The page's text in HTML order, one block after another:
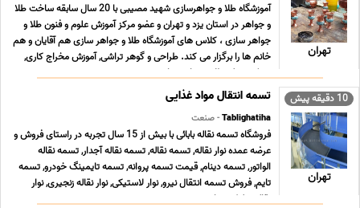
تهران
آموزشگاه طلا و جواهرسازی شهید مصیبی با 20 سال سابقه ساخت طلا
و جواهر در استان یزد و تهران و عضو مرکز آموزش علوم و فنون طلا و
جواهر سازى ، کلاس هاى آموزشگاه طلا و جواهر سازى هم آقایان و هم
خانم ها را برگزار می کند. طراحى و گوهر تراشی, آموزش مخراج کاری,
مدرک دیپلم طلا و جواهر سازی ... ...
10 دقیقه پیش
تهران
تسمه انتقال مواد غذایی
Tablighatiha- صنعت
فروشگاه تسمه نقاله بابائی با بیش از 15 سال تجربه در راستای فروش و
عرضه عمده نوار نقاله, تسمه نقاله, تسمه نقاله آجدار, تسمه نقاله
الواتور, تسمه دینام, قیمت تسمه پروانه, تسمه تایمینگ خودرو, تسمه
تایم, فروش تسمه انتقال نیرو, نوار لاستیکی, نوار نقاله زنجیری, نوار
نقاله رولیکی, نوار ن ... ...